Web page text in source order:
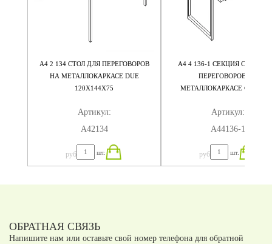
А4 2 134 СТОЛ ДЛЯ ПЕРЕГОВОРОВ
НА МЕТАЛЛОКАРКАСЕ DUE
120X144X75
Артикул:
А42134
руб шт.
А4 4 136-1 СЕКЦИЯ СТОЛА
ПЕРЕГОВОРОВ НА
МЕТАЛЛОКАРКАСЕ
Артикул:
А44136-1
руб шт.
ОБРАТНАЯ СВЯЗЬ
Напишите нам или оставьте свой номер телефона для обратной